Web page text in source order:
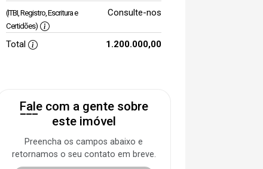
(ITBI, Registro, Escritura e
Certidões)
Consulte-nos
Total 1.200.000,00
Fale com a gente sobre
este imóvel
Preencha os campos abaixo e
retornamos o seu contato em breve.